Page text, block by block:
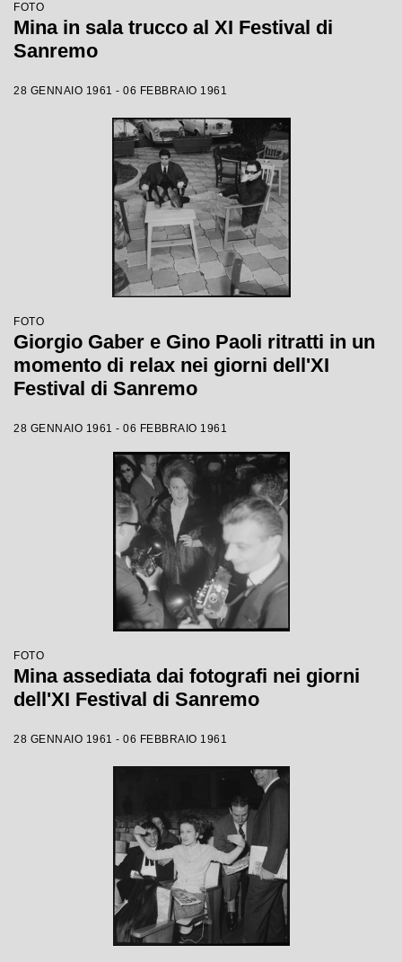
FOTO
Mina in sala trucco al XI Festival di
Sanremo
28 GENNAIO 1961 - 06 FEBBRAIO 1961
FOTO
Giorgio Gaber e Gino Paoli ritratti in un
momento di relax nei giorni dell'XI
Festival di Sanremo
28 GENNAIO 1961 - 06 FEBBRAIO 1961
FOTO
Mina assediata dai fotografi nei giorni
dell'XI Festival di Sanremo
28 GENNAIO 1961 - 06 FEBBRAIO 1961